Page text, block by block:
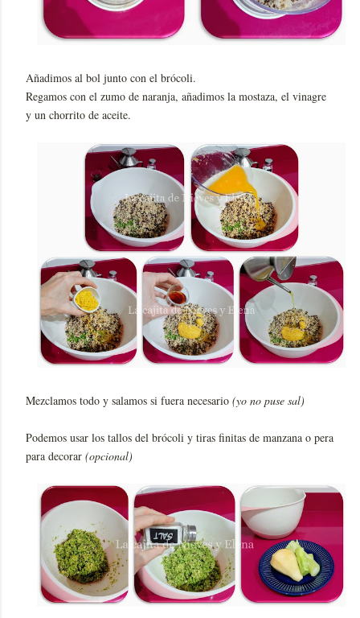
Añadimos al bol junto con el brócoli.
Regamos con el zumo de naranja, añadimos la mostaza, el vinagre
y un chorrito de aceite.
Mezclamos todo y salamos si fuera necesario (yo no puse sal)
Podemos usar los tallos del brócoli y tiras finitas de manzana o pera
para decorar (opcional)